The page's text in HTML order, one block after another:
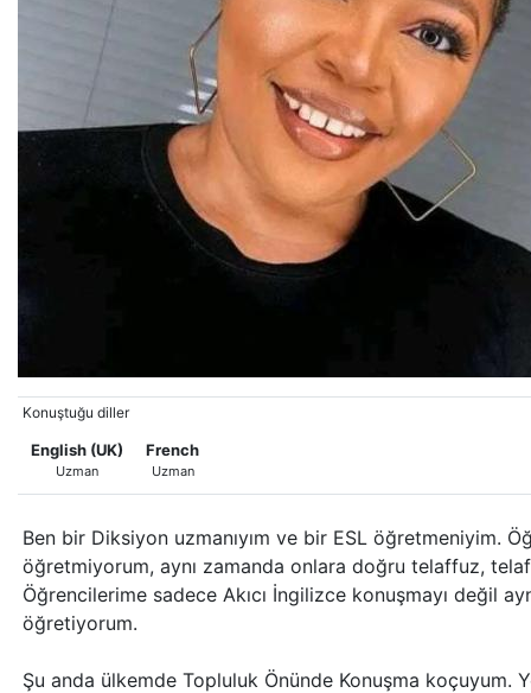
Konuştuğu diller
English (UK)
Uzman
French
Uzman
Ben bir Diksiyon uzmanıyım ve bir ESL öğretmeniyim.
öğretmiyorum, aynı zamanda onlara doğru telaffuz,
Öğrencilerime sadece Akıcı İngilizce konuşmayı değil
öğretiyorum.
Şu anda ülkemde Topluluk Önünde Konuşma koçuyum.